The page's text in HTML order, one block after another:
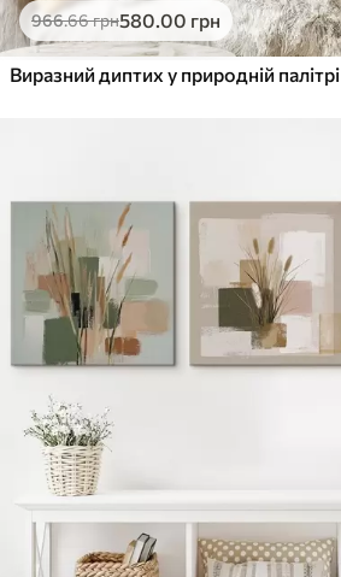
966.66грн580.00 грн
Виразний диптих у природній палітрі